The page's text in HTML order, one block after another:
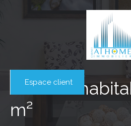
Espace client
Surface
m²